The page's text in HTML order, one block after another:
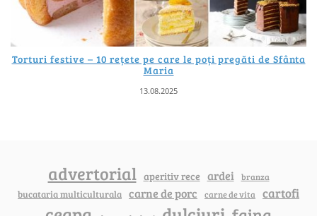
Torturi festive – 10 rețete pe care le poți pregăti de Sfânta
Maria
13.08.2025
advertorial aperitiv rece ardei branza
bucataria multiculturala carne de porc carne de vita cartofi